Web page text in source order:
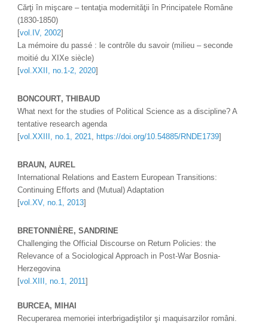
Cărţi în mişcare – tentaţia modernităţii în Principatele Române
(1830-1850)
[vol.IV, 2002]
La mémoire du passé : le contrôle du savoir (milieu – seconde
moitié du XIXe siècle)
[vol.XXII, no.1-2, 2020]
BONCOURT, THIBAUD
What next for the studies of Political Science as a discipline? A
tentative research agenda
[vol.XXIII, no.1, 2021, https://doi.org/10.54885/RNDE1739]
BRAUN, AUREL
International Relations and Eastern European Transitions:
Continuing Efforts and (Mutual) Adaptation
[vol.XV, no.1, 2013]
BRETONNIÈRE, SANDRINE
Challenging the Official Discourse on Return Policies: the
Relevance of a Sociological Approach in Post-War Bosnia-
Herzegovina
[vol.XIII, no.1, 2011]
BURCEA, MIHAI
Recuperarea memoriei interbrigadiştilor şi maquisarzilor români.